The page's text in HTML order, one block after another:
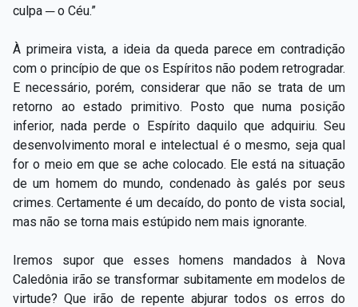
culpa ─ o Céu.”
À primeira vista, a ideia da queda parece em contradição
com o princípio de que os Espíritos não podem retrogradar.
E necessário, porém, considerar que não se trata de um
retorno ao estado primitivo. Posto que numa posição
inferior, nada perde o Espírito daquilo que adquiriu. Seu
desenvolvimento moral e intelectual é o mesmo, seja qual
for o meio em que se ache colocado. Ele está na situação
de um homem do mundo, condenado às galés por seus
crimes. Certamente é um decaído, do ponto de vista social,
mas não se torna mais estúpido nem mais ignorante.
Iremos supor que esses homens mandados à Nova
Caledônia irão se transformar subitamente em modelos de
virtude? Que irão de repente abjurar todos os erros do